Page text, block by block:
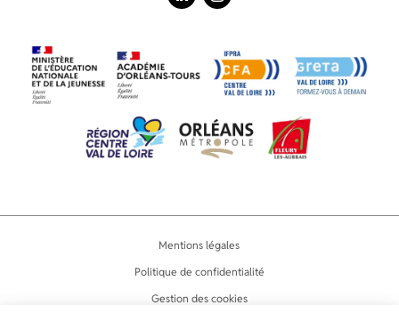
Mentions légales
Politique de confidentialité
Gestion des cookies